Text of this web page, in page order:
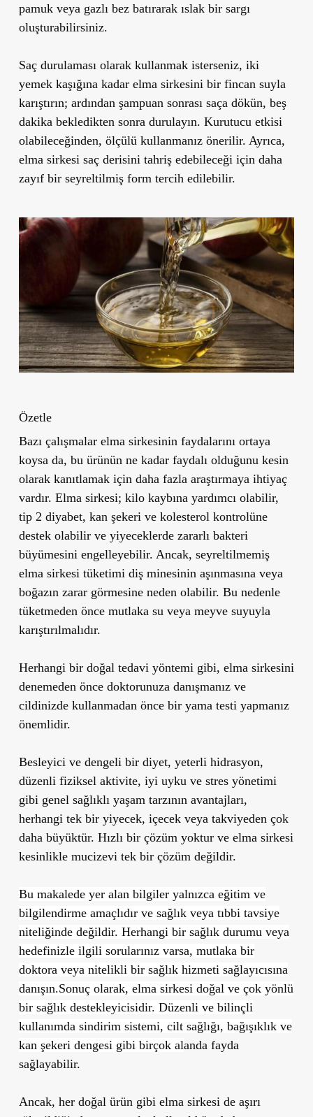
pamuk veya gazlı bez batırarak ıslak bir sargı
oluşturabilirsiniz.
Saç durulaması olarak kullanmak isterseniz, iki
yemek kaşığına kadar elma sirkesini bir fincan suyla
karıştırın; ardından şampuan sonrası saça dökün, beş
dakika bekledikten sonra durulayın. Kurutucu etkisi
olabileceğinden, ölçülü kullanmanız önerilir. Ayrıca,
elma sirkesi saç derisini tahriş edebileceği için daha
zayıf bir seyreltilmiş form tercih edilebilir.
Özetle
Bazı çalışmalar elma sirkesinin faydalarını ortaya
koysa da, bu ürünün ne kadar faydalı olduğunu kesin
olarak kanıtlamak için daha fazla araştırmaya ihtiyaç
vardır. Elma sirkesi; kilo kaybına yardımcı olabilir,
tip 2 diyabet, kan şekeri ve kolesterol kontrolüne
destek olabilir ve yiyeceklerde zararlı bakteri
büyümesini engelleyebilir. Ancak, seyreltilmemiş
elma sirkesi tüketimi diş minesinin aşınmasına veya
boğazın zarar görmesine neden olabilir. Bu nedenle
tüketmeden önce mutlaka su veya meyve suyuyla
karıştırılmalıdır.
Herhangi bir doğal tedavi yöntemi gibi, elma sirkesini
denemeden önce doktorunuza danışmanız ve
cildinizde kullanmadan önce bir yama testi yapmanız
önemlidir.
Besleyici ve dengeli bir diyet, yeterli hidrasyon,
düzenli fiziksel aktivite, iyi uyku ve stres yönetimi
gibi genel sağlıklı yaşam tarzının avantajları,
herhangi tek bir yiyecek, içecek veya takviyeden çok
daha büyüktür. Hızlı bir çözüm yoktur ve elma sirkesi
kesinlikle mucizevi tek bir çözüm değildir.
Bu makalede yer alan bilgiler yalnızca eğitim ve
bilgilendirme amaçlıdır ve sağlık veya tıbbi tavsiye
niteliğinde değildir. Herhangi bir sağlık durumu veya
hedefinizle ilgili sorularınız varsa, mutlaka bir
doktora veya nitelikli bir sağlık hizmeti sağlayıcısına
danışın.Sonuç olarak, elma sirkesi doğal ve çok yönlü
bir sağlık destekleyicisidir. Düzenli ve bilinçli
kullanımda sindirim sistemi, cilt sağlığı, bağışıklık ve
kan şekeri dengesi gibi birçok alanda fayda
sağlayabilir.
Ancak, her doğal ürün gibi elma sirkesi de aşırı